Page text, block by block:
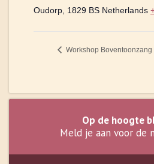
Oudorp 1829 BS Netherlands
Workshop Boventoonzang
Op de hoogte
Meld je aan voor de